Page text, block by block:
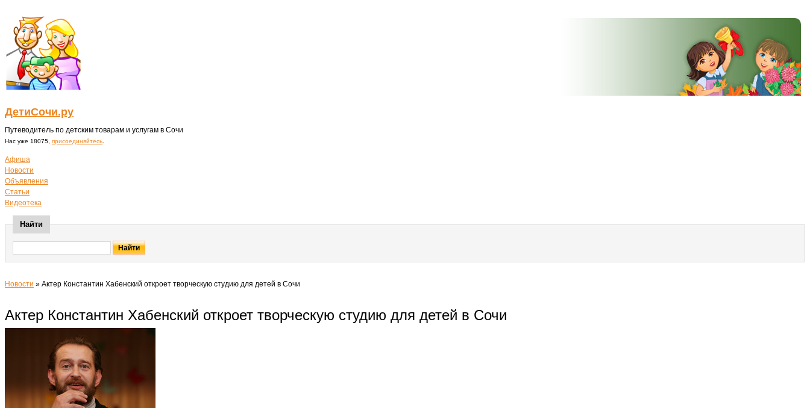
ДетиСочи.ру
Путеводитель по детским товарам и услугам в Сочи
Нас уже 18075, присоединяйтесь
Афиша
Новости
Объявления
Статьи
Видеотека
Найти
Новости » Актер Константин Хабенский откроет творческую студию для детей в Сочи
Актер Константин Хабенский откроет творческую студию для детей в Сочи